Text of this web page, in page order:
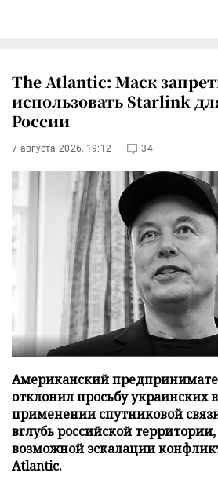
The Atlantic: Маск
использовать Starlink
России
7 августа 2026, 19:12 34
Американский
отклонил просьбу украинских
применении спутниковой
вглубь российской территории,
возможной эскалации
Atlantic.